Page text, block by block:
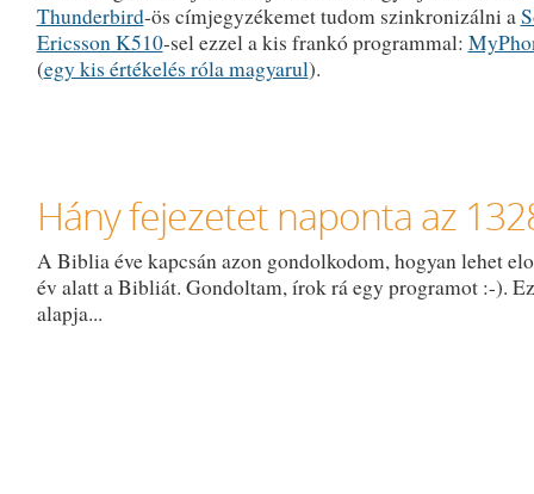
Thunderbird-ös címjegyzékemet tudom szinkronizálni a
Ericsson K510-sel ezzel a kis frankó programmal:
(egy kis értékelés róla magyarul).
Hány fejezetet naponta az
A Biblia éve kapcsán azon gondolkodom, hogyan lehet
év alatt a Bibliát. Gondoltam, írok rá egy programot :-).
alapja...